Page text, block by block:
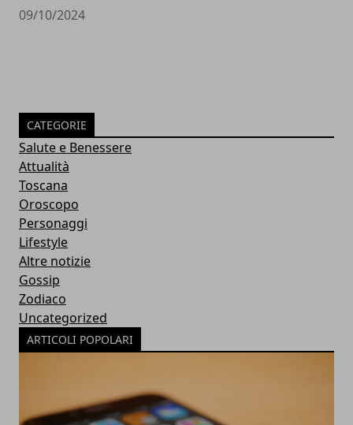
09/10/2024
CATEGORIE
Salute e Benessere
Attualità
Toscana
Oroscopo
Personaggi
Lifestyle
Altre notizie
Gossip
Zodiaco
Uncategorized
ARTICOLI POPOLARI